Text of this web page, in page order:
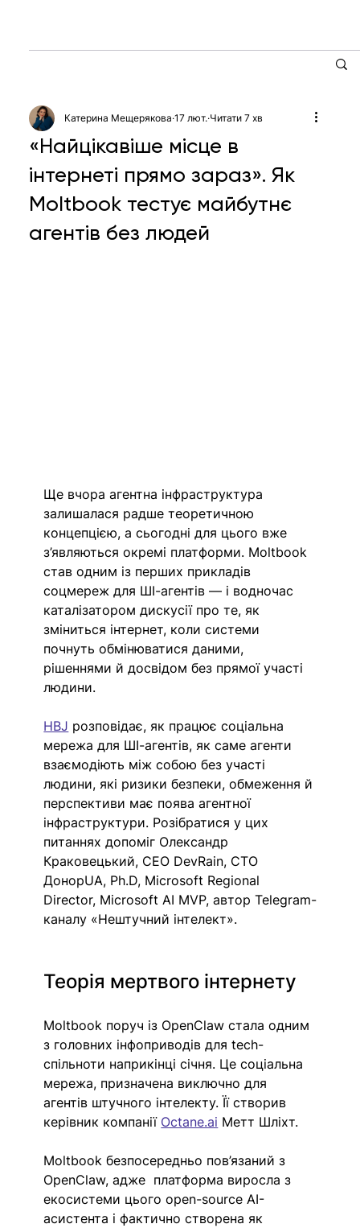
«Найцікавіше місце в
інтернеті прямо зараз». Як
Moltbook тестує майбутнє
агентів без людей
Катерина Мещерякова 17 лют. Читати 7 хв
Ще вчора агентна інфраструктура
залишалася радше теоретичною
концепцією, а сьогодні для цього вже
з’являються окремі платформи. Moltbook
став одним із перших прикладів
соцмереж для ШІ-агентів — і водночас
каталізатором дискусії про те, як
зміниться інтернет, коли системи
почнуть обмінюватися даними,
рішеннями й досвідом без прямої участі
людини.
HBJ розповідає, як працює соціальна
мережа для ШІ-агентів, як саме агенти
взаємодіють між собою без участі
людини, які ризики безпеки, обмеження й
перспективи має поява агентної
інфраструктури. Розібратися у цих
питаннях допоміг Олександр
Краковецький, CEO DevRain, CTO
ДонорUA, Ph.D, Microsoft Regional
Director, Microsoft AI MVP, автор Telegram-
каналу «Нештучний інтелект».
Теорія мертвого інтернету
Moltbook поруч із OpenClaw стала одним
з головних інфоприводів для tech-
спільноти наприкінці січня. Це соціальна
мережа, призначена виключно для
агентів штучного інтелекту. Її створив
керівник компанії Octane.ai Метт Шліхт.
Moltbook безпосередньо пов’язаний з
OpenClaw, адже  платформа виросла з
екосистеми цього open-source AI-
асистента і фактично створена як